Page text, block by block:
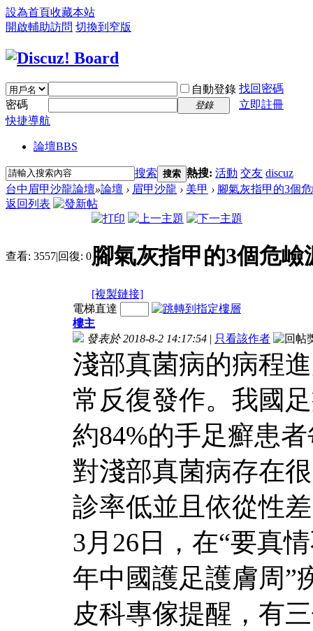
設為首頁收藏本站
開啟輔助訪問 切換到窄版
自動登錄 找回密碼
密碼
登錄
立即註冊
快捷導航
論壇BBS
搜索 搜索 熱搜: 活動 交友 discuz
台中眉甲沙龍論壇»論壇 › 眉甲沙龍 › 美甲 › 腳氣灰指甲的3個
返回列表
查看: 3557|回復: 0腳氣灰指甲的3個危嶮
[複製鏈接]
電梯直達
樓主
發表於 2018-8-2 14:17:54 | 只看該作者
淺部真菌病的病程
常反復發作。我國
約84%的手足癬患
對淺部真菌病存在
診率低並且依從性
3月26日，在“要真
年中國護足護膚周”
皮科專傢提醒，有